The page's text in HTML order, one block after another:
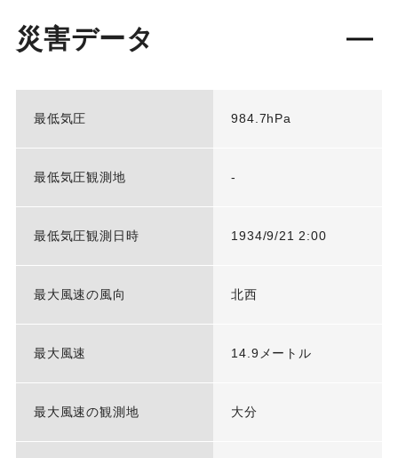
災害データ
最低気圧 984.7hPa
最低気圧観測地 -
最低気圧観測日時 1934/9/21 2:00
最大風速の風向 北西
最大風速 14.9メートル
最大風速の観測地 大分